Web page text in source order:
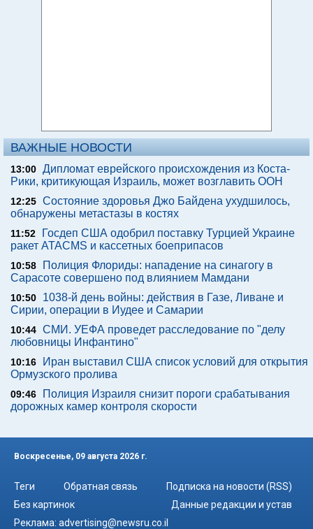
ВАЖНЫЕ НОВОСТИ
13:00 Дипломат еврейского происхождения из Коста-
Рики, критикующая Израиль, может возглавить ООН
12:25 Состояние здоровья Джо Байдена ухудшилось,
обнаружены метастазы в костях
11:52
Госдеп США одобрил поставку Турцией Украине
ракет ATACMS и кассетных боеприпасов
10:58
Полиция Флориды: нападение на синагогу в
Сарасоте совершено под влиянием Мамдани
10:50
1038-й день войны: действия в Газе, Ливане и
Сирии, операции в Иудее и Самарии
10:44 СМИ. УЕФА проведет расследование по "делу
любовницы Инфантино"
10:16
Иран выставил США список условий для открытия
Ормузского пролива
09:46
Полиция Израиля снизит пороги срабатывания
дорожных камер контроля скорости
Воскресенье, 09 августа 2026 г.
Теги Обратная связь
Подписка на новости (RSS)
Без картинок
Данные редакции и устав
Реклама: advertising@newsru.co.il